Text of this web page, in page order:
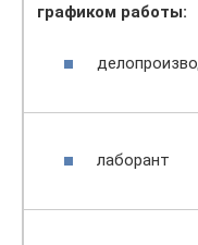
графиком работы:
лаборант